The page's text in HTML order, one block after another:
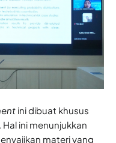
ini dibuat khusus
ini menunjukkan
materi yang